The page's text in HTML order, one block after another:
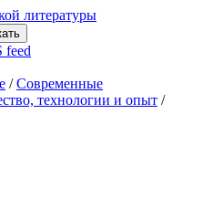
/Современные
технологии и опыт /